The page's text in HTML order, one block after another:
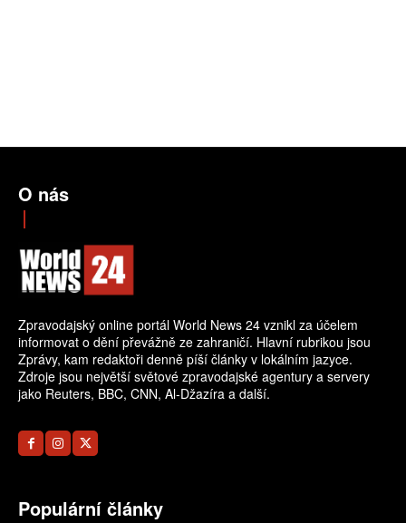
O nás
Zpravodajský online portál World News 24 vznikl za účelem
informovat o dění převážně ze zahraničí. Hlavní rubrikou jsou
Zprávy, kam redaktoři denně píší články v lokálním jazyce.
Zdroje jsou největší světové zpravodajské agentury a servery
jako Reuters, BBC, CNN, Al-Džazíra a další.
Populární články